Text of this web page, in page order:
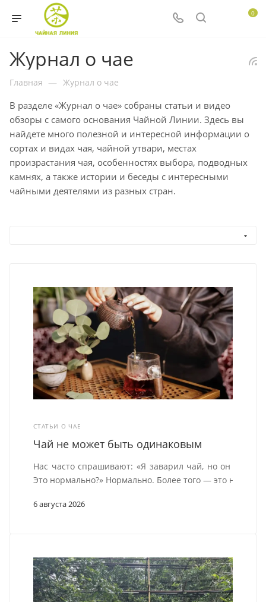
0
Журнал о чае
Главная — Журнал о чае
В разделе «Журнал о чае» собраны статьи и видео
обзоры с самого основания Чайной Линии. Здесь вы
найдете много полезной и интересной информации о
сортах и видах чая, чайной утвари, местах
произрастания чая, особенностях выбора, подводных
камнях, а также истории и беседы с интересными
чайными деятелями из разных стран.
СТАТЬИ О ЧАЕ
6 августа 2026
Чай не может быть одинаковым
Нас часто спрашивают: «Я заварил чай, но он не
Это нормально?» Нормально. Более того — это